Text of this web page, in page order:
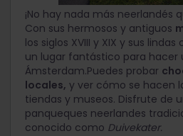
¡No hay nada más neerlandés
Con sus hermosos y antiguos
los siglos XVIII y XIX y sus
un lugar fantástico para hacer
Ámsterdam.Puedes probar
locales, y ver cómo se hacen
tiendas y museos. Disfrute de
panqueques neerlandes
conocido como Duivekater.